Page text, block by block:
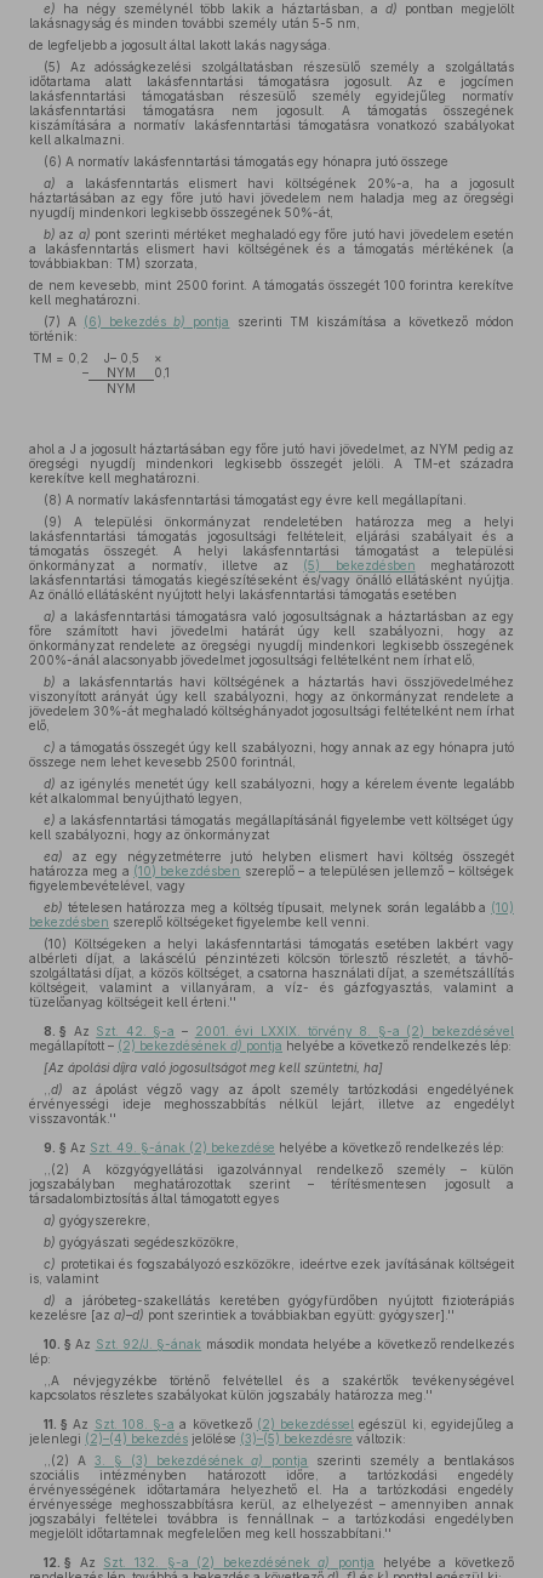
e) ha négy személynél több lakik a háztartásban, ad) pontban megjelölt
lakásnagyság és minden további személy után 5-5 nm,
de legfeljebb a jogosult által lakott lakás nagysága.
(5) Az adósságkezelési szolgáltatásban részesülő személy a szolgáltatás
időtartama alatt lakásfenntartási támogatásra jogosult. Az e jogcímen
lakásfenntartási támogatásban részesülő személy egyidejűleg normatív
lakásfenntartási támogatásra nem jogosult. A támogatás összegének
kiszámítására a normatív lakásfenntartási támogatásra vonatkozó szabályokat
kell alkalmazni.
(6) A normatív lakásfenntartási támogatás egy hónapra jutó összege
a) a lakásfenntartás elismert havi költségének 20%-a, ha a jogosult
háztartásában az egy főre jutó havi jövedelem nem haladja meg az öregségi
nyugdíj mindenkori legkisebb összegének 50%-át,
b) az a) pont szerinti mértéket meghaladó egy főre jutó havi jövedelem esetén
a lakásfenntartás elismert havi költségének és a támogatás mértékének (a
továbbiakban: TM) szorzata,
de nem kevesebb, mint 2500 forint. A támogatás összegét 100 forintra kerekítve
kell meghatározni.
(7) A (6) bekezdésb) pontja
szerinti TM kiszámítása a következő módon
történik:
TM = 0,2
–
J– 0,5
NYM
×
0,1
NYM
ahol a J a jogosult háztartásában egy főre jutó havi jövedelmet, az NYM pedig az
öregségi nyugdíj mindenkori legkisebb összegét jelöli. A TM-et századra
kerekítve kell meghatározni.
(8) A normatív lakásfenntartási támogatást egy évre kell megállapítani.
(9) A települési önkormányzat rendeletében határozza meg a helyi
lakásfenntartási támogatás jogosultsági feltételeit, eljárási szabályait és a
támogatás összegét. A helyi lakásfenntartási támogatást a települési
önkormányzat a normatív, illetve az (5) bekezdésben meghatározott
lakásfenntartási támogatás kiegészítéseként és/vagy önálló ellátásként nyújtja.
Az önálló ellátásként nyújtott helyi lakásfenntartási támogatás esetében
a) a lakásfenntartási támogatásra való jogosultságnak a háztartásban az egy
főre számított havi jövedelmi határát úgy kell szabályozni, hogy az
önkormányzat rendelete az öregségi nyugdíj mindenkori legkisebb összegének
200%-ánál alacsonyabb jövedelmet jogosultsági feltételként nem írhat elő,
b) a lakásfenntartás havi költségének a háztartás havi összjövedelméhez
viszonyított arányát úgy kell szabályozni, hogy az önkormányzat rendelete a
jövedelem 30%-át meghaladó költséghányadot jogosultsági feltételként nem írhat
elő,
c) a támogatás összegét úgy kell szabályozni, hogy annak az egy hónapra jutó
összege nem lehet kevesebb 2500 forintnál,
d) az igénylés menetét úgy kell szabályozni, hogy a kérelem évente legalább
két alkalommal benyújtható legyen,
e) a lakásfenntartási támogatás megállapításánál figyelembe vett költséget úgy
kell szabályozni, hogy az önkormányzat
ea) az egy négyzetméterre jutó helyben elismert havi költség összegét
határozza meg a (10) bekezdésben szereplő – a településen jellemző – költségek
figyelembevételével, vagy
eb) tételesen határozza meg a költség típusait, melynek során legalább a (10)
bekezdésben szereplő költségeket figyelembe kell venni.
(10) Költségeken a helyi lakásfenntartási támogatás esetében lakbért vagy
albérleti díjat, a lakáscélú pénzintézeti kölcsön törlesztő részletét, a távhő-
szolgáltatási díjat, a közös költséget, a csatorna használati díjat, a szemétszállítás
költségeit, valamint a villanyáram, a víz- és gázfogyasztás, valamint a
tüzelőanyag költségeit kell érteni.''
8. § Az Szt. 42. §-a – 2001. évi LXXIX. törvény 8. §-a (2) bekezdésével
megállapított – (2) bekezdésének d) pontja helyébe a következő rendelkezés lép:
[Az ápolási díjra való jogosultságot meg kell szüntetni, ha]
d) az ápolást végző vagy az ápolt személy tartózkodási engedélyének
érvényességi ideje meghosszabbítás nélkül lejárt, illetve az engedélyt
visszavonták.''
9. § Az Szt. 49. §-ának (2) bekezdése helyébe a következő rendelkezés lép:
,,(2) A közgyógyellátási igazolvánnyal rendelkező személy – külön
jogszabályban meghatározottak szerint – térítésmentesen jogosult a
társadalombiztosítás által támogatott egyes
a) gyógyszerekre,
b) gyógyászati segédeszközökre,
c) protetikai és fogszabályozó eszközökre, ideértve ezek javításának költségeit
is, valamint
d) a járóbeteg-szakellátás keretében gyógyfürdőben nyújtott fizioterápiás
kezelésre [az a)–d) pont szerintiek a továbbiakban együtt: gyógyszer].''
10. § Az Szt. 92/J. §-ának második mondata helyébe a következő rendelkezés
lép:
,,A névjegyzékbe történő felvétellel és a szakértők tevékenységével
kapcsolatos részletes szabályokat külön jogszabály határozza meg.''
11. § Az Szt. 108. §-a a következő (2) bekezdéssel egészül ki, egyidejűleg a
jelenlegi (2)–(4) bekezdés jelölése (3)–(5) bekezdésre változik:
,,(2) A 3. § (3) bekezdéséneka) pontja
szerinti személy a bentlakásos
szociális intézményben határozott időre, a tartózkodási engedély
érvényességének időtartamára helyezhető el. Ha a tartózkodási engedély
érvényessége meghosszabbításra kerül, az elhelyezést – amennyiben annak
jogszabályi feltételei továbbra is fennállnak – a tartózkodási engedélyben
megjelölt időtartamnak megfelelően meg kell hosszabbítani.''
12. § Az Szt. 132. §-a (2) bekezdéséneka) pontja helyébe a következő